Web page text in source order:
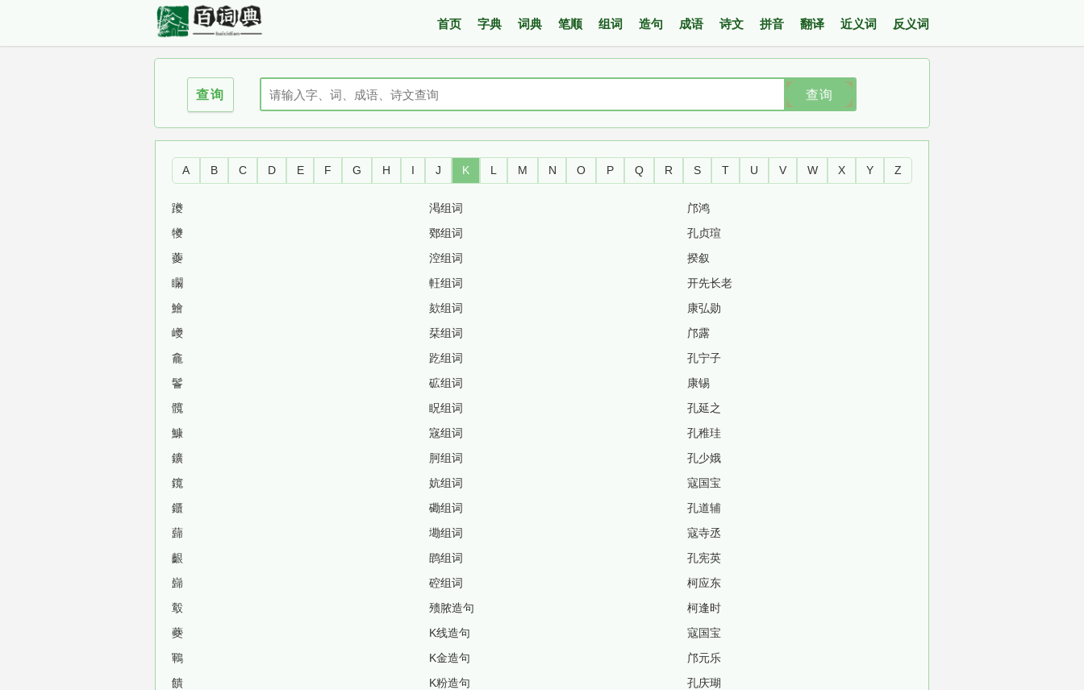
首页 字典 词典 笔顺 组词 造句 成语 诗文 拼音 翻译 近义词 反义词
查询 查询
A B C D E F G H I J K L M N O P Q R S T U V W X Y Z
躨
犪
虁
矙
鱠
巙
龕
鬠
髖
鱇
鑛
鑧
鑎
蘬
齦
巋
鷇
蘷
鶤
饋
渇组词
鄈组词
涳组词
軖组词
欬组词
栞组词
趷组词
砿组词
眖组词
宼组词
胢组词
妔组词
磡组词
墈组词
鹍组词
硿组词
㱮脓造句
K线造句
K金造句
K粉造句
邝鸿
孔贞瑄
揆叙
开先长老
康弘勋
邝露
孔宁子
康锡
孔延之
孔稚珪
孔少娥
寇国宝
孔道辅
寇寺丞
孔宪英
柯应东
柯逢时
寇国宝
邝元乐
孔庆瑚